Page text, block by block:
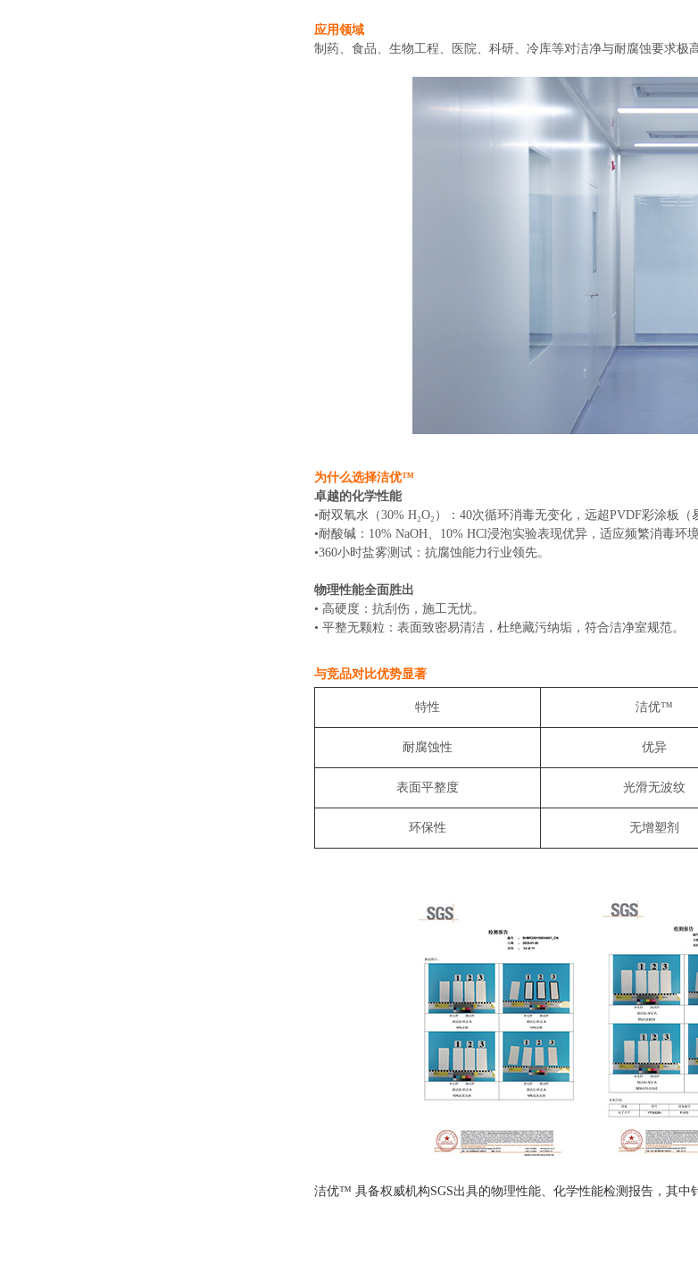
应用领域
制药、食品、生物工程、医院、科研、冷库等对洁净与耐腐蚀要求极
为什么选择洁优™
卓越的化学性能
•耐双氧水（30% H₂O₂）：40次循环消毒无变化，远超PVDF彩涂板（
•耐酸碱：10% NaOH、10% HCl浸泡实验表现优异，适应频繁消毒环境
•360小时盐雾测试：抗腐蚀能力行业领先。
物理性能全面胜出
• 高硬度：抗刮伤，施工无忧。
• 平整无颗粒：表面致密易清洁，杜绝藏污纳垢，符合洁净室规范。
与竞品对比优势显著
特性 洁优™
耐腐蚀性 优异
表面平整度 光滑无波纹
环保性 无增塑剂
洁优™ 具备权威机构SGS出具的物理性能、化学性能检测报告，其中